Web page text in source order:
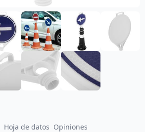
Hoja de datos Opiniones